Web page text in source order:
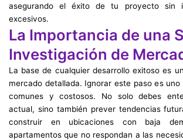
asegurando el éxito de tu proyecto sin
excesivos.
La Importancia de una
Investigación de
La base de cualquier desarrollo exitoso es
mercado detallada. Ignorar este paso es
comunes y costosos. No solo debes
actual, sino también prever tendencias
construir en ubicaciones con baja
apartamentos que no respondan a las